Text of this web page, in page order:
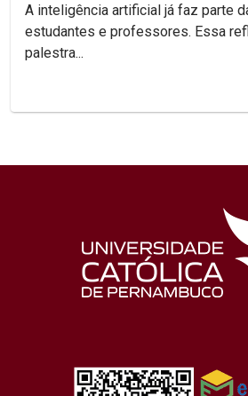
A inteligência artificial já faz parte
estudantes e professores. Essa
palestra...